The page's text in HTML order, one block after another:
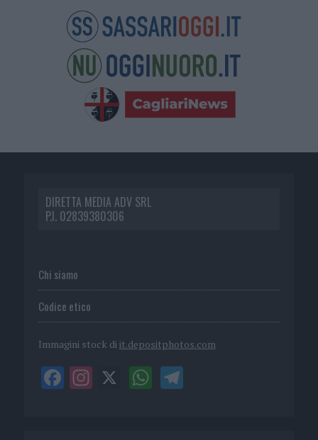
DIRETTA MEDIA ADV SRL
P.I. 02839380306
Chi siamo
Codice etico
Immagini stock di it.depositphotos.com